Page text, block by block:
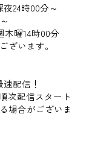
24時00分～
曜14時00分
ざいます。
配信！
次配信スタート
場合がございま